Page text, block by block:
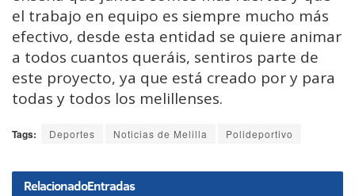
el trabajo en equipo es siempre mucho más
efectivo, desde esta entidad se quiere animar
a todos cuantos queráis, sentiros parte de
este proyecto, ya que está creado por y para
todas y todos los melillenses.
Tags: Deportes Noticias de Melilla Polideportivo
RelacionadoEntradas